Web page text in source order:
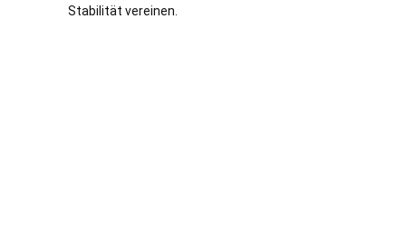
Stabilität vereinen.